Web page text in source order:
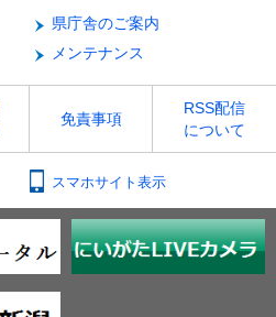
県庁舎のご案内
メンテナンス
免責事項
RSS配信
について
スマホサイト表示